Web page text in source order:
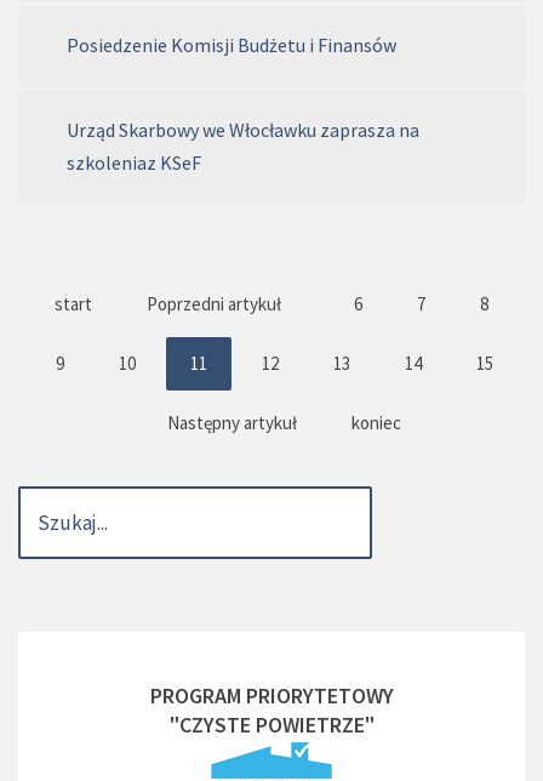
Posiedzenie Komisji Budżetu i Finansów
Urząd Skarbowy we Włocławku zaprasza na
szkoleniaz KSeF
start Poprzedni artykuł 6 7 8
9 10 11 12 13 14 15
Następny artykuł koniec
PROGRAM PRIORYTETOWY
"CZYSTE POWIETRZE"